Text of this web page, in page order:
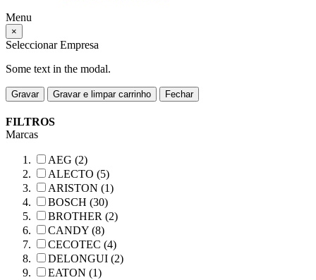
Menu
×
Seleccionar Empresa
Some text in the modal.
Gravar Gravar e limpar carrinho Fechar
FILTROS
Marcas
AEG (2)
ALECTO (5)
ARISTON (1)
BOSCH (30)
BROTHER (2)
CANDY (8)
CECOTEC (4)
DELONGUI (2)
EATON (1)